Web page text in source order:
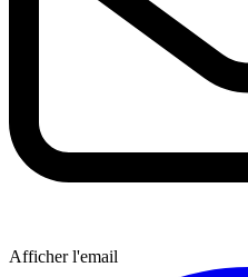
Afficher l'email